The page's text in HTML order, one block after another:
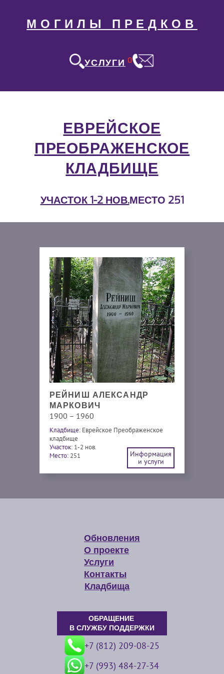
МОГИЛЫ ПРЕДКОВ
УСЛУГИ 0
ЕВРЕЙСКОЕ
ПРЕОБРАЖЕНСКОЕ
КЛАДБИЩЕ
УЧАСТОК 1-2 НОВ.МЕСТО 251
РЕЙНИШ АЛЕКСАНДР
МАРКОВИЧ
1900 – 1960
Кладбище: Еврейское Преображенское
кладбище
Участок: 1-2 нов.
Место: 251
Информация
и услуги
Обновления
О проекте
Услуги
Контакты
Кладбища
ОБРАЩЕНИЕ
В СЛУЖБУ ПОДДЕРЖКИ
+7 (812) 209-08-25
+7 (993) 484-27-34